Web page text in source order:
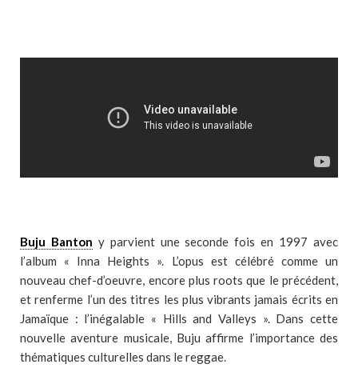
Buju Banton y parvient une seconde fois en 1997 avec
l’album « Inna Heights ». L’opus est célébré comme un
nouveau chef-d’oeuvre, encore plus roots que le précédent,
et renferme l’un des titres les plus vibrants jamais écrits en
Jamaïque : l’inégalable « Hills and Valleys ». Dans cette
nouvelle aventure musicale, Buju affirme l’importance des
thématiques culturelles dans le reggae.